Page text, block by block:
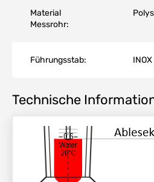
Material
Messrohr:
Führungsstab:
Technische